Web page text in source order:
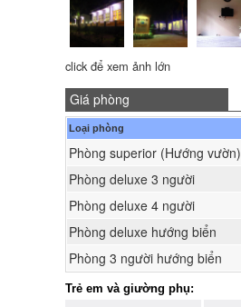
click để xem ảnh lớn
Giá phòng
Loại phòng
Phòng superior (Hướng vườn)
Phòng deluxe 3 người
Phòng deluxe 4 người
Phòng deluxe hướng biển
Phòng 3 người hướng biển
Trẻ em và giường phụ: